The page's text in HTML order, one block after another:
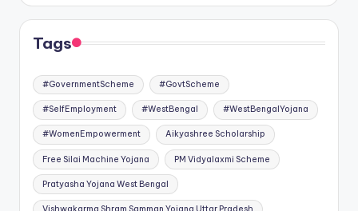
Tags
#GovernmentScheme #GovtScheme
#SelfEmployment #WestBengal #WestBengalYojana
#WomenEmpowerment Aikyashree Scholarship
Free Silai Machine Yojana PM Vidyalaxmi Scheme
Pratyasha Yojana West Bengal
Vishwakarma Shram Samman Yojana Uttar Pradesh